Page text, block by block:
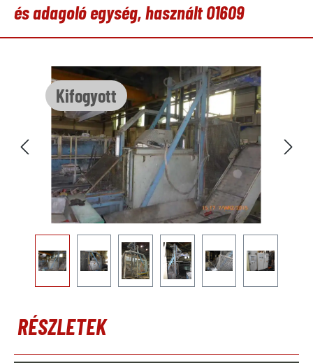
és adagoló egység, használt O1609
Kifogyott
Képgaléria kihagyása
RÉSZLETEK